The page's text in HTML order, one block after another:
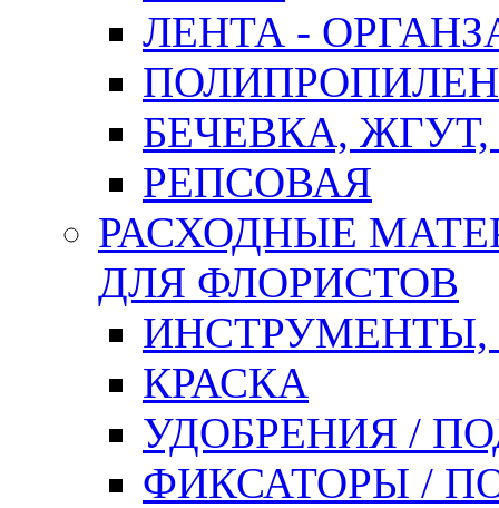
ЛЕНТА -
БЕЧЕВКА,
РЕПСОВАЯ
РАСХОДНЫЕ
ДЛЯ ФЛОРИСТОВ
ИНСТРУМЕНТЫ,
КРАСКА
УДОБРЕНИЯ /
ФИКСАТОРЫ /